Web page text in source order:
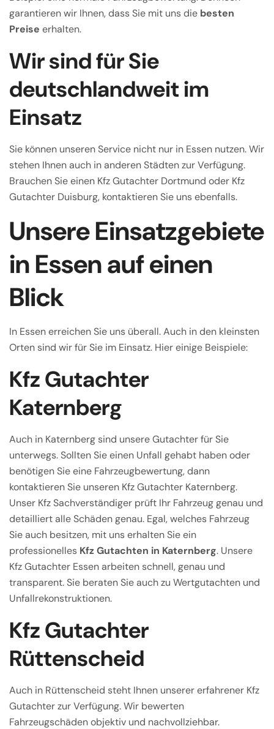
garantieren wir Ihnen, dass Sie mit uns die besten
Preise erhalten.
Wir sind für Sie
deutschlandweit im
Einsatz
Sie können unseren Service nicht nur in Essen nutzen. Wir
stehen Ihnen auch in anderen Städten zur Verfügung.
Brauchen Sie einen Kfz Gutachter Dortmund oder Kfz
Gutachter Duisburg, kontaktieren Sie uns ebenfalls.
Unsere Einsatzgebiete
in Essen auf einen
Blick
In Essen erreichen Sie uns überall. Auch in den kleinsten
Orten sind wir für Sie im Einsatz. Hier einige Beispiele:
Kfz Gutachter
Katernberg
Auch in Katernberg sind unsere Gutachter für Sie
unterwegs. Sollten Sie einen Unfall gehabt haben oder
benötigen Sie eine Fahrzeugbewertung, dann
kontaktieren Sie unseren Kfz Gutachter Katernberg.
Unser Kfz Sachverständiger prüft Ihr Fahrzeug genau und
detailliert alle Schäden genau. Egal, welches Fahrzeug
Sie auch besitzen, mit uns erhalten Sie ein
professionelles Kfz Gutachten in Katernberg. Unsere
Kfz Gutachter Essen arbeiten schnell, genau und
transparent. Sie beraten Sie auch zu Wertgutachten und
Unfallrekonstruktionen.
Kfz Gutachter
Rüttenscheid
Auch in Rüttenscheid steht Ihnen unserer erfahrener Kfz
Gutachter zur Verfügung. Wir bewerten
Fahrzeugschäden objektiv und nachvollziehbar.